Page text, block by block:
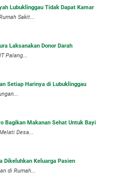
Lubuklinggau Tidak Dapat Kamar
Sakit...
Laksanakan Donor Darah
Palang...
Setiap Harinya di Lubuklinggau
Bagikan Makanan Sehat Untuk Bayi
Desa...
Dikeluhkan Keluarga Pasien
di Rumah...